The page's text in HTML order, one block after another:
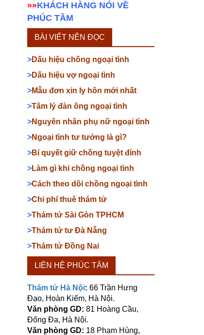
»»KHÁCH HÀNG NÓI VỀ
PHÚC TÂM
BÀI VIẾT NÊN ĐỌC
>Dấu hiệu chồng ngoại tình
>Dấu hiệu vợ ngoại tình
>Mẫu đơn xin ly hôn mới nhất
>Tâm lý đàn ông ngoại tình
>Nguyên nhân phụ nữ ngoại tình
>Ngoại tình tư tưởng là gì?
>Bí quyết giữ chồng tuyệt đỉnh
>Làm gì khi chồng ngoại tình
>Cách theo dõi chồng ngoại tình
>Chi phí thuê thám tử
>Thám tử Sài Gòn TPHCM
>Thám tử tư Đà Nẵng
>Thám tử Đồng Nai
LIÊN HỆ PHÚC TÂM
Thám tử Hà Nội: 66 Trần Hưng
Đạo, Hoàn Kiếm, Hà Nội.
Văn phòng GD: 81 Hoàng Cầu,
Đống Đa, Hà Nội.
Văn phòng GD: 18 Phạm Hùng,